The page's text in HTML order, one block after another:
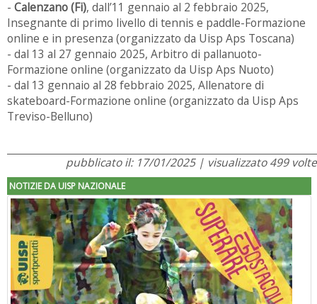
- Calenzano (Fi), dall’11 gennaio al 2 febbraio 2025,
Insegnante di primo livello di tennis e paddle-Formazione
online e in presenza (organizzato da Uisp Aps Toscana)
- dal 13 al 27 gennaio 2025, Arbitro di pallanuoto-
Formazione online (organizzato da Uisp Aps Nuoto)
- dal 13 gennaio al 28 febbraio 2025, Allenatore di
skateboard-Formazione online (organizzato da Uisp Aps
Treviso-Belluno)
pubblicato il: 17/01/2025 | visualizzato 499 volte
NOTIZIE DA UISP NAZIONALE